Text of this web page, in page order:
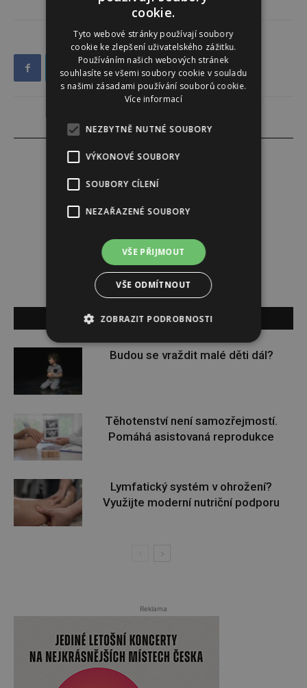
SOUVISEJÍCÍ ČLÁNKY
Budou se vraždit malé děti dál?
Těhotenství není samozřejmostí.
Pomáhá asistovaná reprodukce
Lymfatický systém v ohrožení?
Využijte moderní nutriční podporu
Reklama
cookie.
Tyto webové stránky používají soubory
cookie ke zlepšení uživatelského zážitku.
Používáním našich webových stránek
souhlasíte se všemi soubory cookie v souladu
s našimi zásadami používání souborů cookie.
Více informací
NEZBYTNĚ NUTNÉ SOUBORY
VÝKONOVÉ SOUBORY
SOUBORY CÍLENÍ
NEZAŘAZENÉ SOUBORY
VŠE PŘIJMOUT
VŠE ODMÍTNOUT
ZOBRAZIT PODROBNOSTI